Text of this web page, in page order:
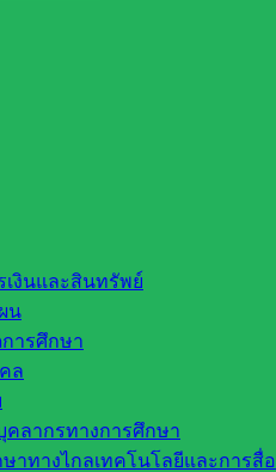
งินและสินทรัพย์
น
ารศึกษา
ล
ลากรทางการศึกษา
าทางไกลเทคโนโลยีและการสื่